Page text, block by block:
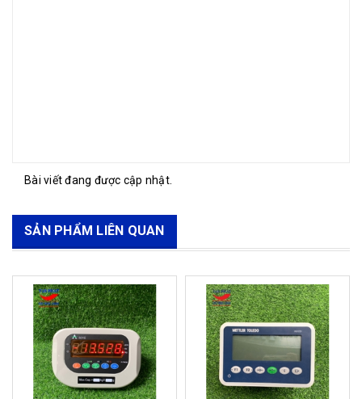
Bài viết đang được cập nhật.
SẢN PHẨM LIÊN QUAN